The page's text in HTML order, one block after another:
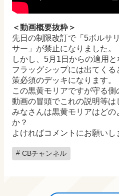
＜動画概要抜粋＞
先日の制限改訂で「5ボルサ
サー」が禁止になりました。
しかし、5月1日からの適用
フラッグシップには出てく
策必須のデッキになります。
この黒黄モリアですが守る側
動画の冒頭でこれの説明等は
みなさんは黒黄モリアはど
か？
よければコメントにお願いし
CBチャンネル